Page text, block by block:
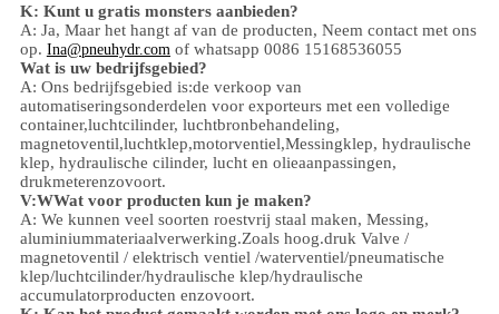
K: Kunt u gratis monsters aanbieden?
A: Ja, Maar het hangt af van de producten, Neem contact met ons
op. Ina@pneuhydr.com of whatsapp 0086 15168536055
Wat is uw bedrijfsgebied?
A: Ons bedrijfsgebied is:de verkoop van
automatiseringsonderdelen voor exporteurs met een volledige
container,luchtcilinder, luchtbronbehandeling,
magnetoventil,luchtklep,motorventiel,Messingklep, hydraulische
klep, hydraulische cilinder, lucht en olieaanpassingen,
drukmeterenzovoort.
V:WWat voor producten kun je maken?
A: We kunnen veel soorten roestvrij staal maken, Messing,
aluminiummateriaalverwerking.Zoals hoog.druk Valve /
magnetoventil / elektrisch ventiel /waterventiel/pneumatische
klep/luchtcilinder/hydraulische klep/hydraulische
accumulatorproducten enzovoort.